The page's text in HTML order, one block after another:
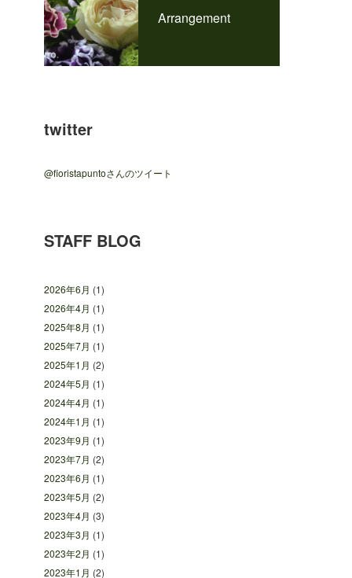
Arrangement
twitter
@fioristapuntoさんのツイート
STAFF BLOG
2026年6月 (1)
2026年4月 (1)
2025年8月 (1)
2025年7月 (1)
2025年1月 (2)
2024年5月 (1)
2024年4月 (1)
2024年1月 (1)
2023年9月 (1)
2023年7月 (2)
2023年6月 (1)
2023年5月 (2)
2023年4月 (3)
2023年3月 (1)
2023年2月 (1)
2023年1月 (2)